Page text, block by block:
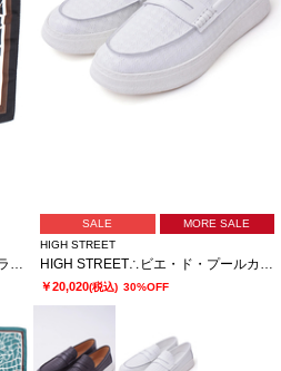
HIGH STREET∴タングルラインガラリングツキアスコットタイ
SALE
MORE SALE
HIGH STREET
HIGH STREET∴ビエ・ド・プールカタオシドレススニーカー
￥20,020(税込) 30%OFF